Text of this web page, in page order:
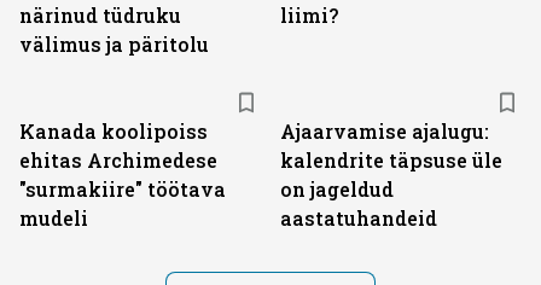
närinud tüdruku
välimus ja päritolu
liimi?
Kanada koolipoiss
ehitas Archimedese
"surmakiire" töötava
mudeli
Ajaarvamise ajalugu:
kalendrite täpsuse üle
on jageldud
aastatuhandeid